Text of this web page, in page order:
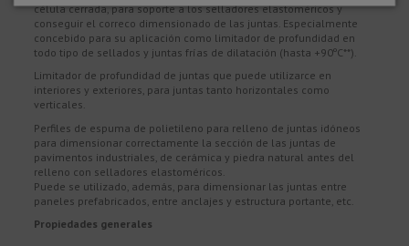
célula cerrada, para soporte a los selladores elastoméricos y
conseguir el correco dimensionado de las juntas. Especialmente
concebido para su aplicación como limitador de profundidad en
todo tipo de sellados y juntas frías de dilatación (hasta +90ºC**).
Limitador de profundidad de juntas que puede utilizarce en
interiores y exteriores, para juntas tanto horizontales como
verticales.
Perfiles de espuma de polietileno para relleno de juntas idóneos
para dimensionar correctamente la sección de las juntas de
pavimentos industriales, de cerámica y piedra natural antes del
relleno con selladores elastoméricos.
Puede se utilizado, además, para dimensionar las juntas entre
paneles prefabricados, entre anclajes y estructura portante, etc.
Propiedades generales